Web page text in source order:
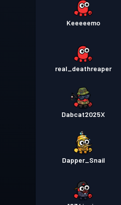
Keeeeemo
real_deathreaper
Dabcat2025X
Dapper_Snail